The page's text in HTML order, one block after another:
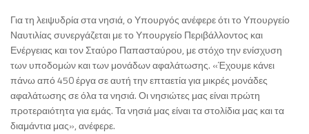
Για τη λειψυδρία στα νησιά, ο Υπουργός ανέφερε ότι το Υπουργείο
Ναυτιλίας συνεργάζεται με το Υπουργείο Περιβάλλοντος και
Ενέργειας και τον Σταύρο Παπασταύρου, με στόχο την ενίσχυση
των υποδομών και των μονάδων αφαλάτωσης. «Έχουμε κάνει
πάνω από 450 έργα σε αυτή την επταετία για μικρές μονάδες
αφαλάτωσης σε όλα τα νησιά. Οι νησιώτες μας είναι πρώτη
προτεραιότητα για εμάς. Τα νησιά μας είναι τα στολίδια μας και τα
διαμάντια μας», ανέφερε.